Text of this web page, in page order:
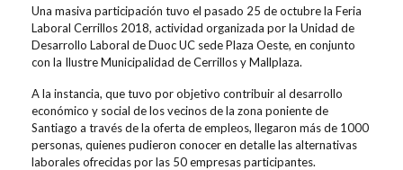
Una masiva participación tuvo el pasado 25 de octubre la Feria
Laboral Cerrillos 2018, actividad organizada por la Unidad de
Desarrollo Laboral de Duoc UC sede Plaza Oeste, en conjunto
con la Ilustre Municipalidad de Cerrillos y Mallplaza.
A la instancia, que tuvo por objetivo contribuir al desarrollo
económico y social de los vecinos de la zona poniente de
Santiago a través de la oferta de empleos, llegaron más de 1000
personas, quienes pudieron conocer en detalle las alternativas
laborales ofrecidas por las 50 empresas participantes.